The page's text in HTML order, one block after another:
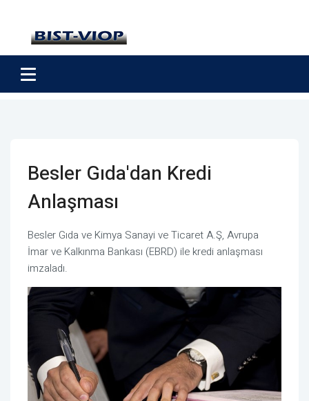
Besler Gıda'dan Kredi
Anlaşması
Besler Gıda ve Kimya Sanayi ve Ticaret A.Ş, Avrupa
İmar ve Kalkınma Bankası (EBRD) ile kredi anlaşması
imzaladı.